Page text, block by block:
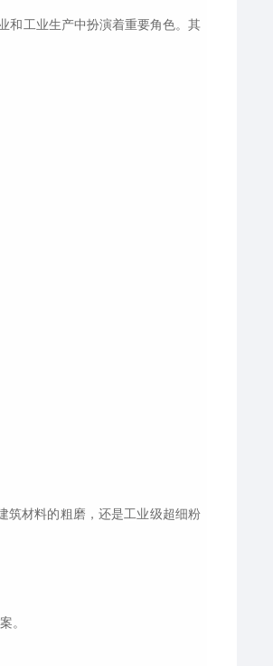
和工业生产中扮演着重要角色。其
筑材料的粗磨，还是工业级超细粉
。